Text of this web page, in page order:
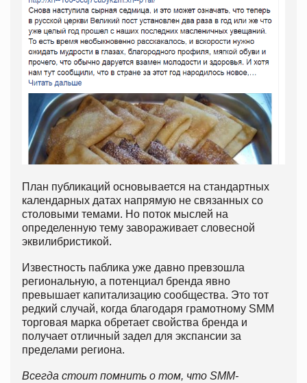
План публикаций основывается на стандартных
календарных датах напрямую не связанных со
столовыми темами. Но поток мыслей на
определенную тему завораживает словесной
эквилибристикой.
Известность паблика уже давно превзошла
региональную, а потенциал бренда явно
превышает капитализацию сообщества. Это тот
редкий случай, когда благодаря грамотному SMM
торговая марка обретает свойства бренда и
получает отличный задел для экспансии за
пределами региона.
Всегда стоит помнить о том, что SMM-